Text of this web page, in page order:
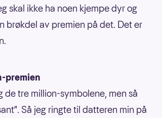
skal ikke ha noen kjempe dyr og
brøkdel av premien på det. Det er
premien
de tre million-symbolene, men så
Så jeg ringte til datteren min på